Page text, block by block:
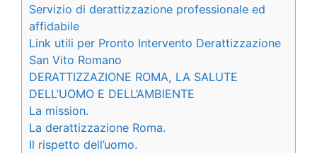
Servizio di derattizzazione professionale ed
affidabile
Link utili per Pronto Intervento Derattizzazione
San Vito Romano
DERATTIZZAZIONE ROMA, LA SALUTE
DELL’UOMO E DELL’AMBIENTE
La mission.
La derattizzazione Roma.
Il rispetto dell’uomo.